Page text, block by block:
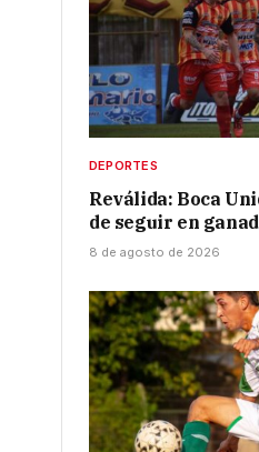
DEPORTES
Reválida: Boca
de seguir en
8 de agosto de 2026